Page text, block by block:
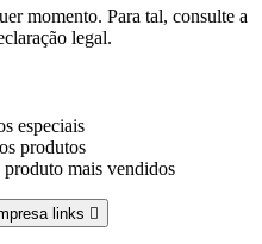
momento. Para tal, consulte a
legal.
especiais
produtos
produto mais vendidos
links 